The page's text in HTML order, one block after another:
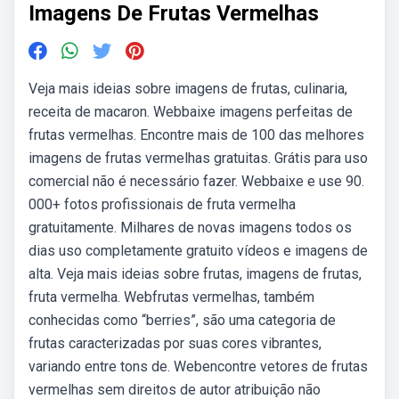
Imagens De Frutas Vermelhas
Veja mais ideias sobre imagens de frutas, culinaria,
receita de macaron. Webbaixe imagens perfeitas de
frutas vermelhas. Encontre mais de 100 das melhores
imagens de frutas vermelhas gratuitas. Grátis para uso
comercial não é necessário fazer. Webbaixe e use 90.
000+ fotos profissionais de fruta vermelha
gratuitamente. Milhares de novas imagens todos os
dias uso completamente gratuito vídeos e imagens de
alta. Veja mais ideias sobre frutas, imagens de frutas,
fruta vermelha. Webfrutas vermelhas, também
conhecidas como “berries”, são uma categoria de
frutas caracterizadas por suas cores vibrantes,
variando entre tons de. Webencontre vetores de frutas
vermelhas sem direitos de autor atribuição não